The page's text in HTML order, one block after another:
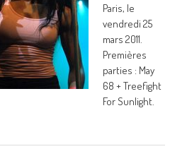
Paris, le
vendredi 25
mars 2011.
Premières
parties : May
68 + Treefight
For Sunlight.